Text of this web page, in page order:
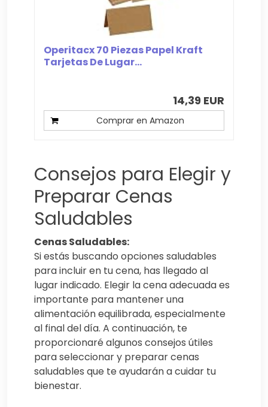
Operitacx 70 Piezas Papel Kraft
Tarjetas De Lugar...
14,39 EUR
Comprar en Amazon
Consejos para Elegir y
Preparar Cenas
Saludables
Cenas Saludables:
Si estás buscando opciones saludables
para incluir en tu cena, has llegado al
lugar indicado. Elegir la cena adecuada es
importante para mantener una
alimentación equilibrada, especialmente
al final del día. A continuación, te
proporcionaré algunos consejos útiles
para seleccionar y preparar cenas
saludables que te ayudarán a cuidar tu
bienestar.